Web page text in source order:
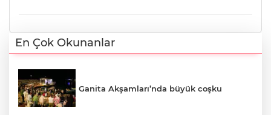
En Çok Okunanlar
Ganita Akşamları’nda büyük coşku